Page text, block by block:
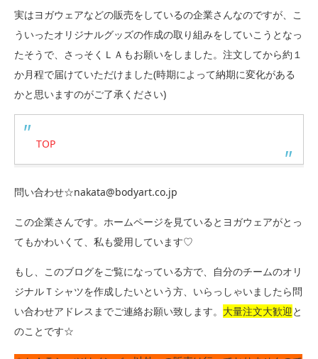
実はヨガウェアなどの販売をしているの企業さんなのですが、こ
ういったオリジナルグッズの作成の取り組みをしていこうとなっ
たそうで、さっそくＬＡもお願いをしました。注文してから約１
か月程で届けていただけました(時期によって納期に変化がある
かと思いますのがご了承ください)
TOP
問い合わせ☆nakata@bodyart.co.jp
この企業さんです。ホームページを見ているとヨガウェアがとっ
てもかわいくて、私も愛用しています♡
もし、このブログをご覧になっている方で、自分のチームのオリ
ジナルＴシャツを作成したいという方、いらっしゃいましたら問
い合わせアドレスまでご連絡お願い致します。 大量注文大歓迎と
のことです☆